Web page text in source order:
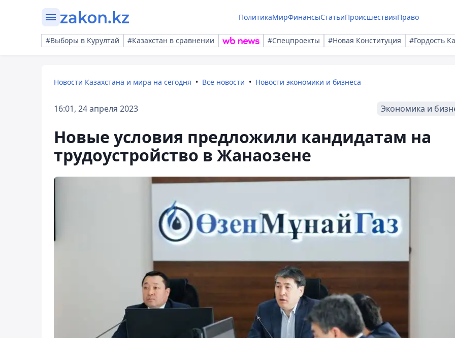
ПолитикаМирФинансыСтатьиПроисшествияПраво
#Выборы в Курултай #Казахстан в сравнении #Спецпроекты #Новая Конституция #Гордость
Новости Казахстана и мира на сегодня Все новости Новости экономики и бизнеса
16:01, 24 апреля 2023 Экономика и
Новые условия предложили кандидатам на
трудоустройство в Жанаозене